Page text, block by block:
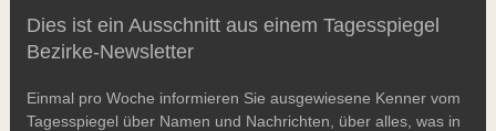
Dies ist ein Ausschnitt aus einem Tagesspiegel
Bezirke-Newsletter
Einmal pro Woche informieren Sie ausgewiesene Kenner vom
Tagesspiegel über Namen und Nachrichten, über alles, was in